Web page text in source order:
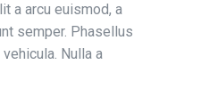
a arcu euismod, a
semper. Phasellus
Nulla a